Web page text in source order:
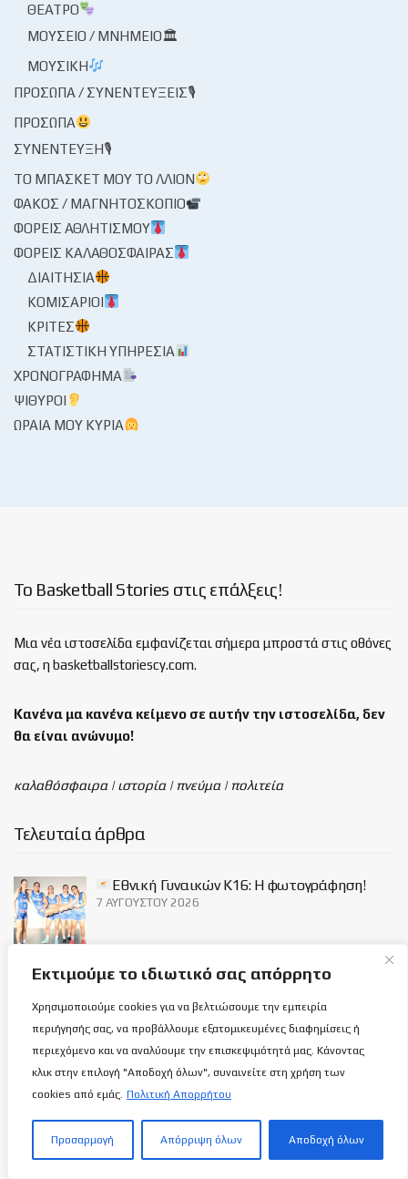
Εκτιμούμε το ιδιωτικό σας απόρρητο
Χρησιμοποιούμε cookies για να βελτιώσουμε την εμπειρία
περιήγησής σας, να προβάλλουμε εξατομικευμένες διαφημίσεις ή
περιεχόμενο και να αναλύουμε την επισκεψιμότητά μας. Κάνοντας
κλικ στην επιλογή "Αποδοχή όλων", συναινείτε στη χρήση των
cookies από εμάς. Πολιτική Απορρήτου
Προσαρμογή Απόρριψη όλων Αποδοχή όλων
ΘΈΑΤΡΟ
ΜΟΥΣΕΊΟ / ΜΝΗΜΕΊΟ🏛
ΜΟΥΣΙΚΉ
ΠΡΌΣΩΠΑ / ΣΥΝΕΝΤΕΎΞΕΙΣ🎙
ΠΡΌΣΩΠΑ
ΣΥΝΈΝΤΕΥΞΗ🎙
ΤΟ ΜΠΆΣΚΕΤ ΜΟΥ ΤΟ ΛΛΊΟΝ
ΦΑΚΌΣ / ΜΑΓΝΗΤΟΣΚΌΠΙΟ
ΦΟΡΕΊΣ ΑΘΛΗΤΙΣΜΟΎ
ΦΟΡΕΊΣ ΚΑΛΑΘΌΣΦΑΙΡΑΣ
ΔΙΑΙΤΗΣΊΑ
ΚΟΜΙΣΆΡΙΟΙ
ΚΡΙΤΈΣ
ΣΤΑΤΙΣΤΙΚΉ ΥΠΗΡΕΣΊΑ
ΧΡΟΝΟΓΡΆΦΗΜΑ
ΨΊΘΥΡΟΙ
ΩΡΑΊΑ ΜΟΥ ΚΥΡΊΑ
Το Basketball Stories στις επάλξεις!
Μια νέα ιστοσελίδα εμφανίζεται σήμερα μπροστά στις οθόνες
σας, η basketballstoriescy.com.
Κανένα μα κανένα κείμενο σε αυτήν την ιστοσελίδα, δεν
θα είναι ανώνυμο!
καλαθόσφαιρα | ιστορία | πνεύμα | πολιτεία
Τελευταία άρθρα
Εθνική Γυναικών Κ16: Η φωτογράφηση!
7 ΑΥΓΟΎΣΤΟΥ 2026
Ανόρθωση: Παίρνει μπρος με…
Αντετοκούμπρος!
Κροατία-Κύπρος 107-33: Ναι μεν δεν
υπήρχαν ιδιαίτερες απαιτήσεις αλλά ήταν…
φοϊτσιάρικο!
7 ΑΥΓΟΎΣΤΟΥ 2026